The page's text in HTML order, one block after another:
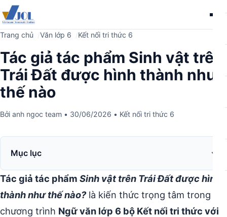
Trang chủ Văn lớp 6 Kết nối tri thức 6
Tác giả tác phẩm Sinh vật trên
Trái Đất được hình thành như
thế nào
Bởi anh ngoc team • 30/06/2026 • Kết nối tri thức 6
Mục lục
Tác giả tác phẩm Sinh vật trên Trái Đất được hình
thành như thế nào?là kiến thức trọng tâm trong
chương trình Ngữ văn lớp 6 bộ Kết nối tri thức với